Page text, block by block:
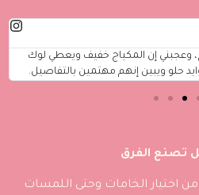
وعجبني إن المكياج خفيف ويعطي لوك
حلو ويبين إنهم مهتمين بالتفاصيل.
تصنع الفرق
من اختيار الخامات وحتى اللمسات